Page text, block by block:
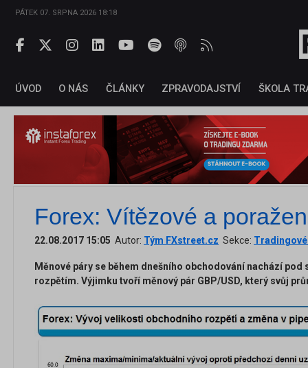
PÁTEK 07. SRPNA 2026 18:18
ÚVOD O NÁS ČLÁNKY ZPRAVODAJSTVÍ ŠKOLA
Forex: Vítězové a
22.08.2017 15:05 Autor: Tým FXstreet.cz Sekce: Tradingové
Měnové páry se během dnešního obchodování nachází
rozpětím. Výjimku tvoří měnový pár GBP/USD, který svůj